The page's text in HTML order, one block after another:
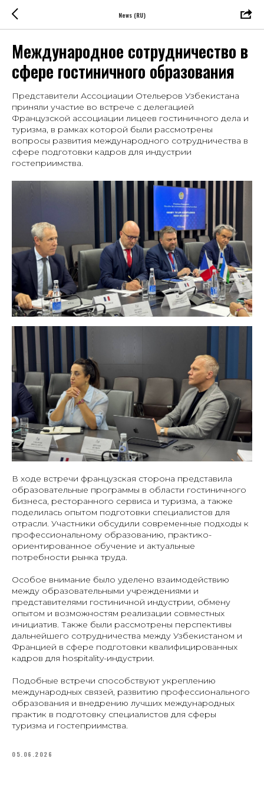
News (RU)
Международное сотрудничество в
сфере гостиничного образования
Представители Ассоциации Отельеров Узбекистана
приняли участие во встрече с делегацией
Французской ассоциации лицеев гостиничного дела и
туризма, в рамках которой были рассмотрены
вопросы развития международного сотрудничества в
сфере подготовки кадров для индустрии
гостеприимства.
В ходе встречи французская сторона представила
образовательные программы в области гостиничного
бизнеса, ресторанного сервиса и туризма, а также
поделилась опытом подготовки специалистов для
отрасли. Участники обсудили современные подходы к
профессиональному образованию, практико-
ориентированное обучение и актуальные
потребности рынка труда.
Особое внимание было уделено взаимодействию
между образовательными учреждениями и
представителями гостиничной индустрии, обмену
опытом и возможностям реализации совместных
инициатив. Также были рассмотрены перспективы
дальнейшего сотрудничества между Узбекистаном и
Францией в сфере подготовки квалифицированных
кадров для hospitality-индустрии.
Подобные встречи способствуют укреплению
международных связей, развитию профессионального
образования и внедрению лучших международных
практик в подготовку специалистов для сферы
туризма и гостеприимства.
05.06.2026